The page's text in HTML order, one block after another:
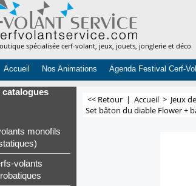
spécialisée cerf-volant, jeux, jouets, jonglerie et déco
Accueil Nos Animations Agenda Festival Cerf-
catalogues
monofils
volants
<< Retour | Accueil > Jeux
Set bâton du diable Flower +